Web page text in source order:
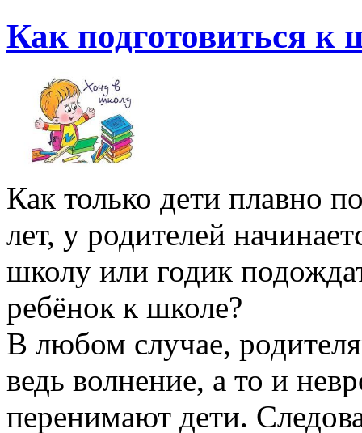
Как подготовиться к
Как только дети плавно
лет, у родителей
школу или годик
ребёнок к школе?
В любом случае,
ведь волнение, а то и
перенимают дети.